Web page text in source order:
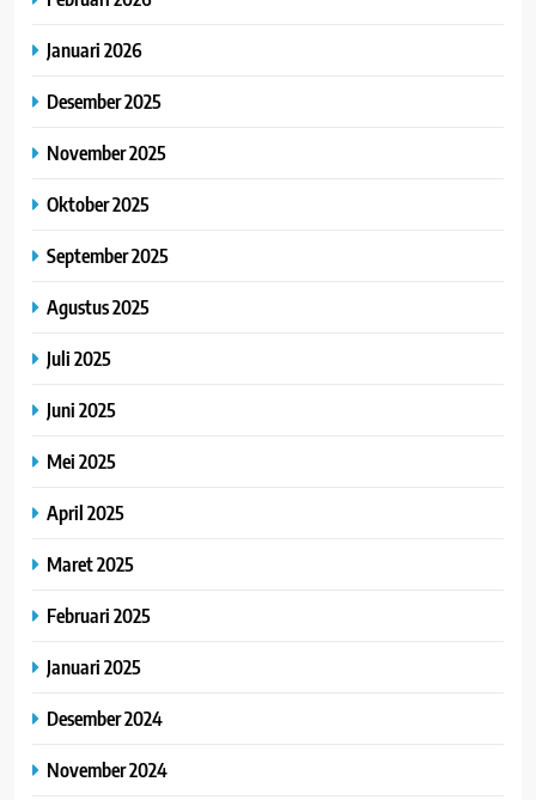
Januari 2026
Desember 2025
November 2025
Oktober 2025
September 2025
Agustus 2025
Juli 2025
Juni 2025
Mei 2025
April 2025
Maret 2025
Februari 2025
Januari 2025
Desember 2024
November 2024